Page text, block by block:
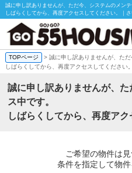
誠に申し訳ありませんが、ただ今、システムのメンテ
しばらくしてから、再度アクセスしてください。｜さいたま市・上尾市・周辺
TOPページ
> 誠に申し訳ありませんが、た
しばらくしてから、再度アクセスしてください。
誠に申し訳ありませんが、
ス中です。
しばらくしてから、再度アク
ご希望の物件は
条件を指定して物件